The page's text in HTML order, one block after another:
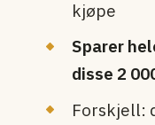
kjøpe
Sparer
disse 2
Forskjell: